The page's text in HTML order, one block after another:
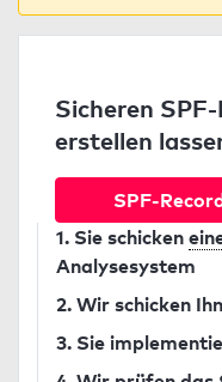
Sicheren
erstellen
SPF-
1. Sie schicken
Analysesystem
2. Wir schicken
3. Sie